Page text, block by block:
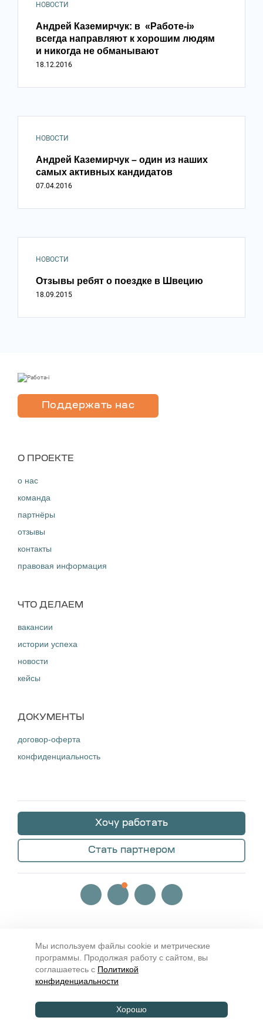
НОВОСТИ
Андрей Каземирчук: в «Работе-i»
всегда направляют к хорошим людям
и никогда не обманывают
18.12.2016
НОВОСТИ
Андрей Каземирчук – один из наших
самых активных кандидатов
07.04.2016
НОВОСТИ
Отзывы ребят о поездке в Швецию
18.09.2015
Поддержать нас
O ПРОЕКТЕ
о нас
команда
партнёры
отзывы
контакты
правовая информация
ЧТО ДЕЛАЕМ
вакансии
истории успеха
новости
кейсы
ДОКУМЕНТЫ
договор-оферта
конфиденциальность
Хочу работать
Стать партнером
2026.Работа-i. Все материалы сайта доступны под лицензией
Creative Commons СС-BY-SA 3.0
Мы используем файлы cookie и метрические
программы. Продолжая работу с сайтом, вы
соглашаетесь с Политикой
конфиденциальности
Хорошо